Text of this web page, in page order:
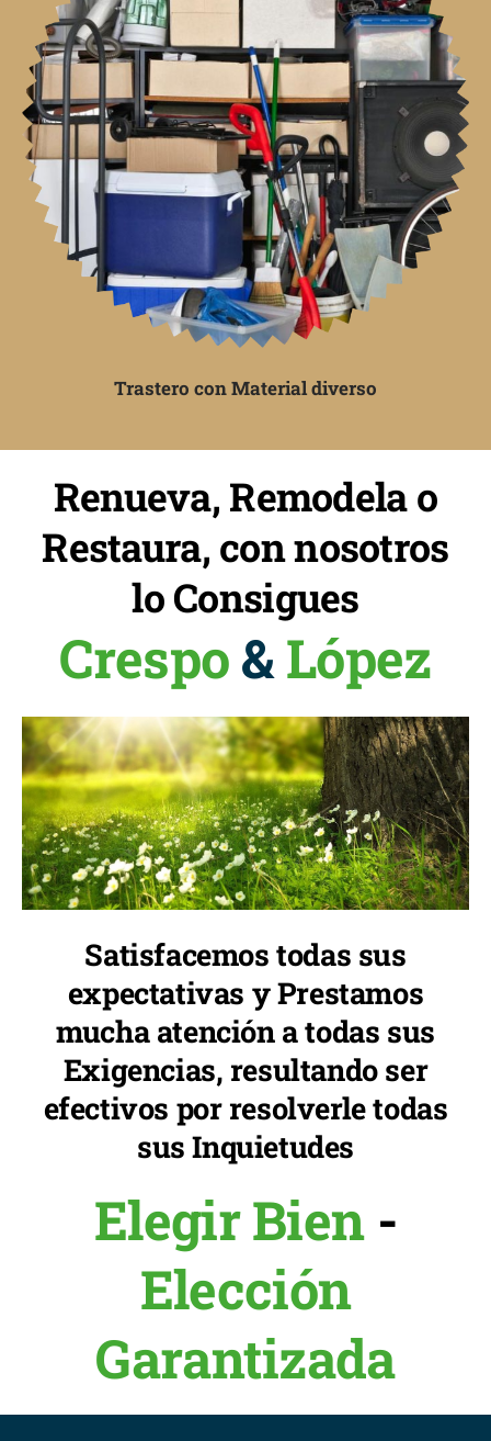
Trastero con Material diverso
Renueva, Remodela o
Restaura, con nosotros
lo Consigues
Crespo&López
Satisfacemos todas sus
expectativas y Prestamos
mucha atención a todas sus
Exigencias, resultando ser
efectivos por resolverle todas
sus Inquietudes
Elegir Bien -
Elección
Garantizada